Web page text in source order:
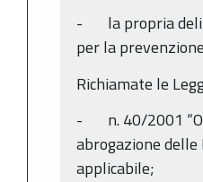
- la propria
per la
Richiamate le
- n. 40/2001
abrogazione delle
applicabile;